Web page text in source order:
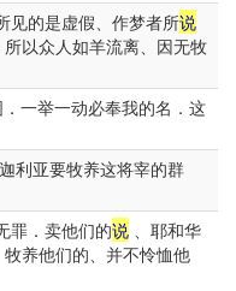
见的是虚假、作梦者所说
以众人如羊流离、因无牧
一举一动必奉我的名．这
利亚要牧养这将宰的群
罪．卖他们的说 、耶和华
养他们的、并不怜恤他